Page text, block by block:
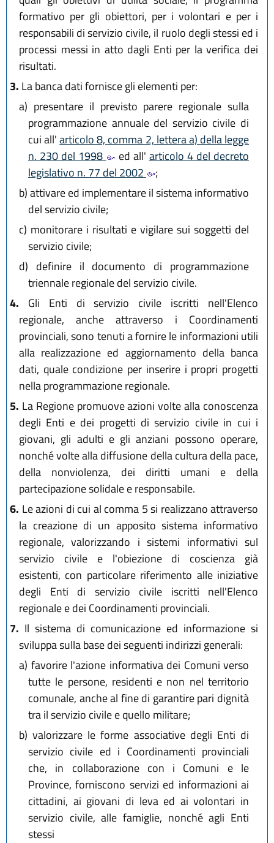
formativo per gli obiettori, per i volontari e per i
responsabili di servizio civile, il ruolo degli stessi ed i
processi messi in atto dagli Enti per la verifica dei
risultati.
3. La banca dati fornisce gli elementi per:
a) presentare il previsto parere regionale sulla
programmazione annuale del servizio civile di
cui all'articolo 8, comma 2, lettera a) della legge
n. 230 del 1998
ed all' articolo 4 del decreto
legislativo n. 77 del 2002
;
b)attivare ed implementare il sistema informativo
del servizio civile;
c) monitorare i risultati e vigilare sui soggetti del
servizio civile;
d) definire il documento di programmazione
triennale regionale del servizio civile.
4. Gli Enti di servizio civile iscritti nell'Elenco
regionale, anche attraverso i Coordinamenti
provinciali, sono tenuti a fornire le informazioni utili
alla realizzazione ed aggiornamento della banca
dati, quale condizione per inserire i propri progetti
nella programmazione regionale.
5. La Regione promuove azioni volte alla conoscenza
degli Enti e dei progetti di servizio civile in cui i
giovani, gli adulti e gli anziani possono operare,
nonché volte alla diffusione della cultura della pace,
della nonviolenza, dei diritti umani e della
partecipazione solidale e responsabile.
6. Le azioni di cui al comma 5 si realizzano attraverso
la creazione di un apposito sistema informativo
regionale, valorizzando i sistemi informativi sul
servizio civile e l'obiezione di coscienza già
esistenti, con particolare riferimento alle iniziative
degli Enti di servizio civile iscritti nell'Elenco
regionale e dei Coordinamenti provinciali.
7. Il sistema di comunicazione ed informazione si
sviluppa sulla base dei seguenti indirizzi generali:
a) favorire l'azione informativa dei Comuni verso
tutte le persone, residenti e non nel territorio
comunale, anche al fine di garantire pari dignità
tra il servizio civile e quello militare;
b) valorizzare le forme associative degli Enti di
servizio civile ed i Coordinamenti provinciali
che, in collaborazione con i Comuni e le
Province, forniscono servizi ed informazioni ai
cittadini, ai giovani di leva ed ai volontari in
servizio civile, alle famiglie, nonché agli Enti
stessi